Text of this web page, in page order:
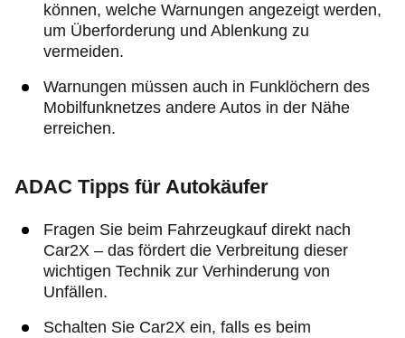
können, welche Warnungen angezeigt werden,
um Überforderung und Ablenkung zu
vermeiden.
Warnungen müssen auch in Funklöchern des
Mobilfunknetzes andere Autos in der Nähe
erreichen.
ADAC Tipps für Autokäufer
Fragen Sie beim Fahrzeugkauf direkt nach
Car2X – das fördert die Verbreitung dieser
wichtigen Technik zur Verhinderung von
Unfällen.
Schalten Sie Car2X ein, falls es beim